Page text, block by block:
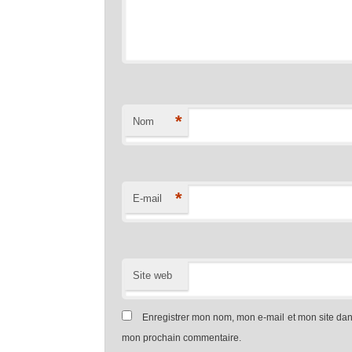
Nom *
E-mail *
Site web
Enregistrer mon nom, mon e-mail et mon site
mon prochain commentaire.